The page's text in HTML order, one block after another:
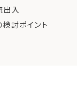
出入
討ポイント